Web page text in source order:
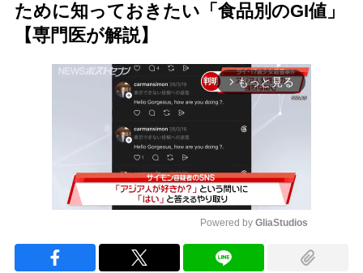
ために知っておきたい「食品別のGI値」
【専門医が解説】
arrow_forward_ios もっと見る
Powered by GliaStudios